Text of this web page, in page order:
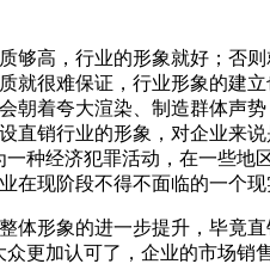
高，行业的形象就好；否
很难保证，行业形象的建
着夸大渲染、制造群体声
销行业的形象，对企业来
种经济犯罪活动，在一些地
在现阶段不得不面临的一个现
形象的进一步提升，毕竟
更加认可了，企业的市场销